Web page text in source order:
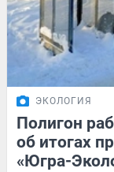
ЭКОЛОГИЯ
Полигон
об итогах
«Югра-